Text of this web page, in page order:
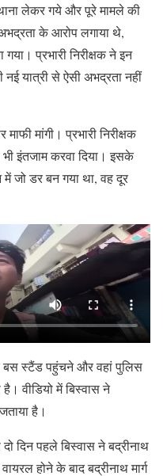
लेकर गये और पूरे मामले की
के आरोप लगाया थे,
प्रभारी निरीक्षक ने इन
यात्री से ऐसी अभद्रता नहीं
मांगी। प्रभारी निरीक्षक
इंतजाम करवा दिया। इसके
जो डर बन गया था, वह दूर
बस स्टैंड पहुंचने और वहां पुलिस
वीडियो में बिस्वास ने
है।
दिन पहले बिस्वास ने बद्रीनाथ
होने के बाद बद्रीनाथ मार्ग